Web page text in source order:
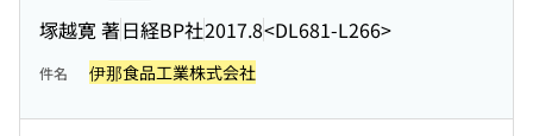
塚越寛 著日経BP社2017.8<DL681-L266>
件名 伊那食品工業株式会社